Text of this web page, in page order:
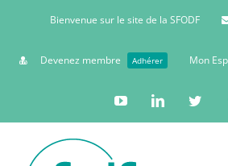
Bienvenue sur le site de la SFODF
Devenez membre Adhérer Mon
YouTubeLinkedin